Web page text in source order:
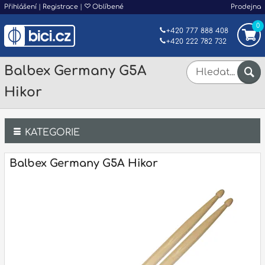
Přihlášení | Registrace | Oblíbené Prodejna
0
+420 777 888 408
+420 222 782 732
Balbex Germany G5A
Hikor
KATEGORIE
Bicí
Balbex Germany G5A Hikor